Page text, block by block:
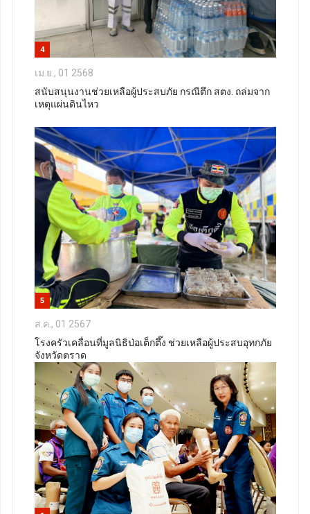
4
เม.ย., 01 2568
สนับสนุนงานช่วยเหลือผู้ประสบภัย กรณีตึก สตง. ถล่มจาก
เหตุแผ่นดินไหว
5
ส.ค., 01 2567
โรงครัวเคลื่อนที่มูลนิธิป่อเต็กตึ๊ง ช่วยเหลือผู้ประสบอุทกภัย
จังหวัดตราด